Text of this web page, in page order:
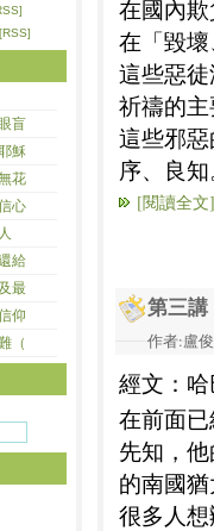
在國內
在「毀
這些惡
祈禱的
這些邪
序、良
[閱讀全文]
第三講
作者:盧
經文：
在前面
先知，
的南國
很多人
[RSS]
盲
穌
花
心
給
最
仰
（